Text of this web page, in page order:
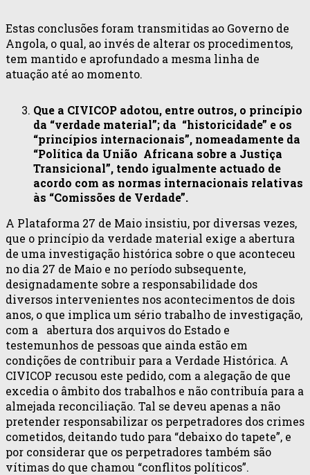
Estas conclusões foram transmitidas ao Governo de
Angola, o qual, ao invés de alterar os procedimentos,
tem mantido e aprofundado a mesma linha de
atuação até ao momento.
Que a CIVICOP adotou, entre outros, o princípio
da “verdade material”; da “historicidade” e os
“princípios internacionais”, nomeadamente da
“Política da União Africana sobre a Justiça
Transicional”, tendo igualmente actuado de
acordo com as normas internacionais relativas
às “Comissões de Verdade”.
A Plataforma 27 de Maio insistiu, por diversas vezes,
que o princípio da verdade material exige a abertura
de uma investigação histórica sobre o que aconteceu
no dia 27 de Maio e no período subsequente,
designadamente sobre a responsabilidade dos
diversos intervenientes nos acontecimentos de dois
anos, o que implica um sério trabalho de investigação,
com a abertura dos arquivos do Estado e
testemunhos de pessoas que ainda estão em
condições de contribuir para a Verdade Histórica. A
CIVICOP recusou este pedido, com a alegação de que
excedia o âmbito dos trabalhos e não contribuía para a
almejada reconciliação. Tal se deveu apenas a não
pretender responsabilizar os perpetradores dos crimes
cometidos, deitando tudo para “debaixo do tapete”, e
por considerar que os perpetradores também são
vítimas do que chamou “conflitos políticos”.